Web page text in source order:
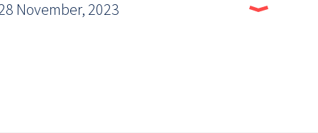
November, 2023